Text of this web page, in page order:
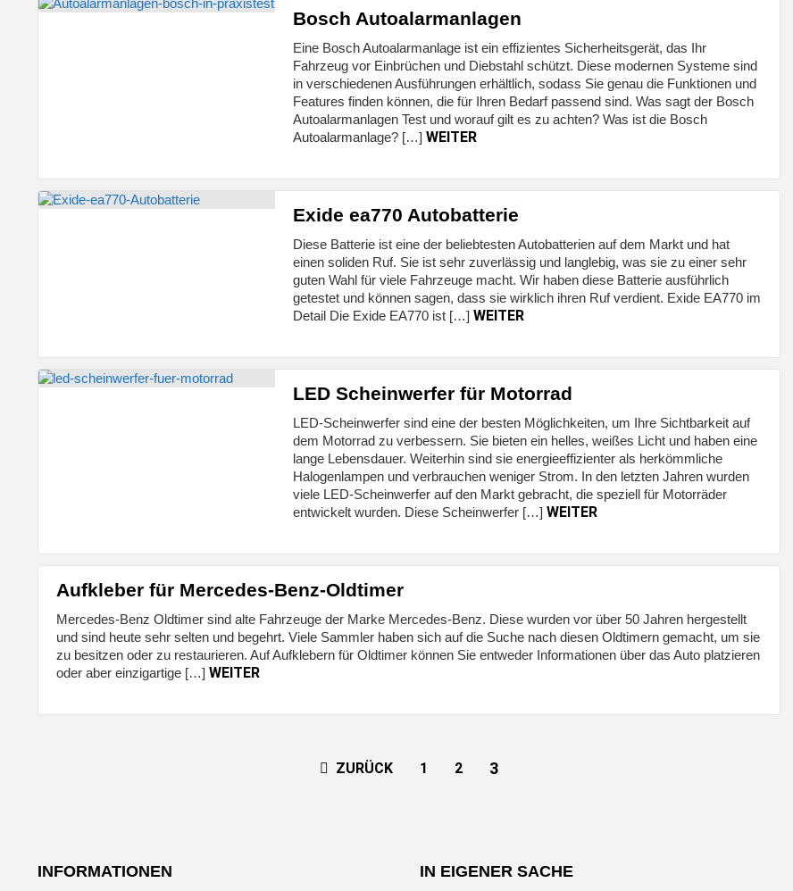
Bosch Autoalarmanlagen
Eine Bosch Autoalarmanlage ist ein effizientes Sicherheitsgerät, das Ihr
Fahrzeug vor Einbrüchen und Diebstahl schützt. Diese modernen Systeme sind
in verschiedenen Ausführungen erhältlich, sodass Sie genau die Funktionen und
Features finden können, die für Ihren Bedarf passend sind. Was sagt der Bosch
Autoalarmanlagen Test und worauf gilt es zu achten? Was ist die Bosch
Autoalarmanlage? […] WEITER
Exide ea770 Autobatterie
Diese Batterie ist eine der beliebtesten Autobatterien auf dem Markt und hat
einen soliden Ruf. Sie ist sehr zuverlässig und langlebig, was sie zu einer sehr
guten Wahl für viele Fahrzeuge macht. Wir haben diese Batterie ausführlich
getestet und können sagen, dass sie wirklich ihren Ruf verdient. Exide EA770 im
Detail Die Exide EA770 ist […] WEITER
LED Scheinwerfer für Motorrad
LED-Scheinwerfer sind eine der besten Möglichkeiten, um Ihre Sichtbarkeit auf
dem Motorrad zu verbessern. Sie bieten ein helles, weißes Licht und haben eine
lange Lebensdauer. Weiterhin sind sie energieeffizienter als herkömmliche
Halogenlampen und verbrauchen weniger Strom. In den letzten Jahren wurden
viele LED-Scheinwerfer auf den Markt gebracht, die speziell für Motorräder
entwickelt wurden. Diese Scheinwerfer […] WEITER
Aufkleber für Mercedes-Benz-Oldtimer
Mercedes-Benz Oldtimer sind alte Fahrzeuge der Marke Mercedes-Benz. Diese wurden vor über 50 Jahren hergestellt
und sind heute sehr selten und begehrt. Viele Sammler haben sich auf die Suche nach diesen Oldtimern gemacht, um sie
zu besitzen oder zu restaurieren. Auf Aufklebern für Oldtimer können Sie entweder Informationen über das Auto platzieren
oder aber einzigartige […] WEITER
ZURÜCK 1 2 3
INFORMATIONEN IN EIGENER SACHE